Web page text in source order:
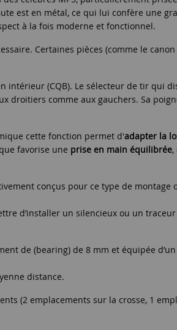
est en métal, ce qui lui confère une
à la fois moderne et fonctionnel.
Certaines pièces (comme le
intérieur (CQB). Le sélecteur de tir qui
droitiers comme aux gauchers. Sa
cette fonction permet d'adapter la
favorise une prise en main équilibrée
conçus pour ce type de
d’installer un silencieux ou un
de (bearing) de 8 mm et équipée d’un
distance.
(2 emplacements sur la crosse, 1